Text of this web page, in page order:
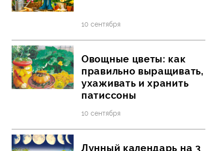
10 сентября
Овощные цветы: как
правильно выращивать,
ухаживать и хранить
патиссоны
10 сентября
Лунный календарь на 3